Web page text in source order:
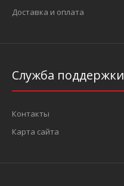
Доставка и оплата
Служба поддержки
Контакты
Карта сайта